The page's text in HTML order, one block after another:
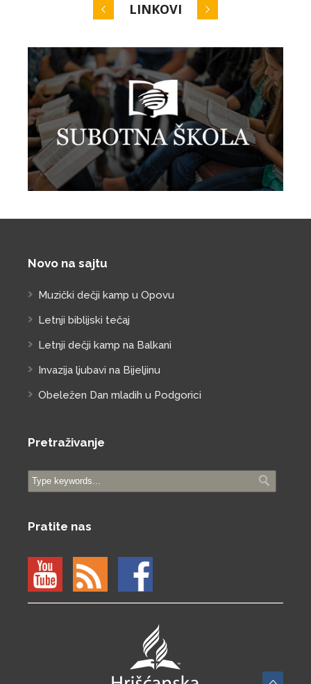
LINKOVI
Novo na sajtu
Muzički dečji kamp u Opovu
Letnji biblijski tečaj
Letnji dečji kamp na Balkani
Invazija ljubavi na Bijeljinu
Obeležen Dan mladih u Podgorici
Pretraživanje
Pratite nas